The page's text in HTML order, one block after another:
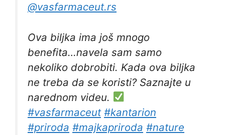
@vasfarmaceut.rs
Ova biljka ima još mnogo
benefita…navela sam samo
nekoliko dobrobiti. Kada ova biljka
ne treba da se koristi? Saznajte u
narednom videu.
#vasfarmaceut #kantarion
#priroda #majkapriroda #nature